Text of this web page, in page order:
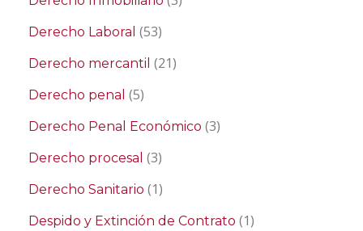
Derecho Laboral (53)
Derecho mercantil (21)
Derecho penal (5)
Derecho Penal Económico (3)
Derecho procesal (3)
Derecho Sanitario (1)
Despido y Extinción de Contrato (1)